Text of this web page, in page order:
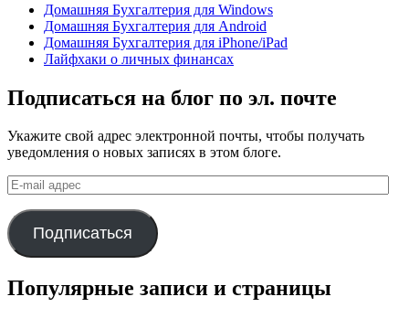
Домашняя Бухгалтерия для Windows
Домашняя Бухгалтерия для Android
Домашняя Бухгалтерия для iPhone/iPad
Лайфхаки о личных финансах
Подписаться на блог по эл. почте
Укажите свой адрес электронной почты, чтобы получать
уведомления о новых записях в этом блоге.
E-
mail
адрес
Подписаться
Популярные записи и страницы